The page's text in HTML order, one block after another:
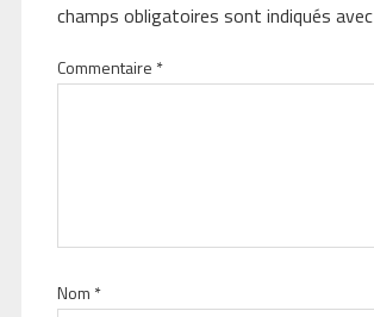
champs obligatoires sont indiqués avec
Commentaire *
Nom *